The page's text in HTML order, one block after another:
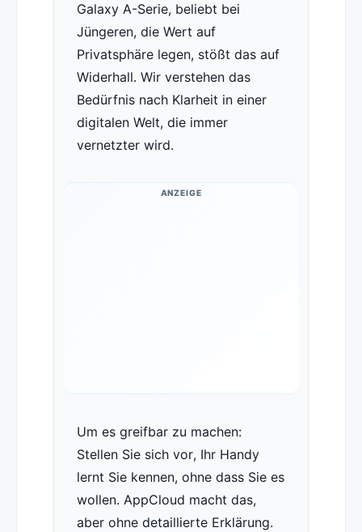
Galaxy A-Serie, beliebt bei
Jüngeren, die Wert auf
Privatsphäre legen, stößt das auf
Widerhall. Wir verstehen das
Bedürfnis nach Klarheit in einer
digitalen Welt, die immer
vernetzter wird.
ANZEIGE
Um es greifbar zu machen:
Stellen Sie sich vor, Ihr Handy
lernt Sie kennen, ohne dass Sie es
wollen. AppCloud macht das,
aber ohne detaillierte Erklärung.